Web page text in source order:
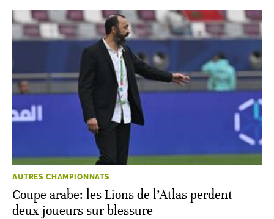
AUTRES CHAMPIONNATS
Coupe arabe: les Lions de l’Atlas perdent
deux joueurs sur blessure